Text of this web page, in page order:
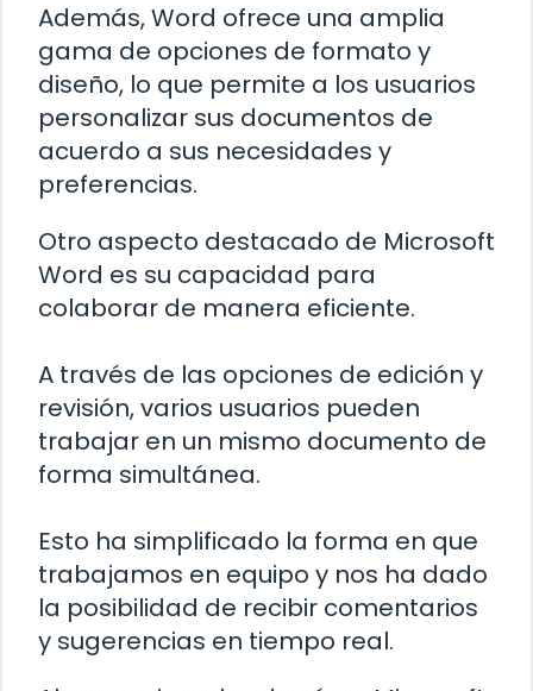
Además, Word ofrece una amplia
gama de opciones de formato y
diseño, lo que permite a los usuarios
personalizar sus documentos de
acuerdo a sus necesidades y
preferencias.
Otro aspecto destacado de Microsoft
Word es su capacidad para
colaborar de manera eficiente.
A través de las opciones de edición y
revisión, varios usuarios pueden
trabajar en un mismo documento de
forma simultánea.
Esto ha simplificado la forma en que
trabajamos en equipo y nos ha dado
la posibilidad de recibir comentarios
y sugerencias en tiempo real.